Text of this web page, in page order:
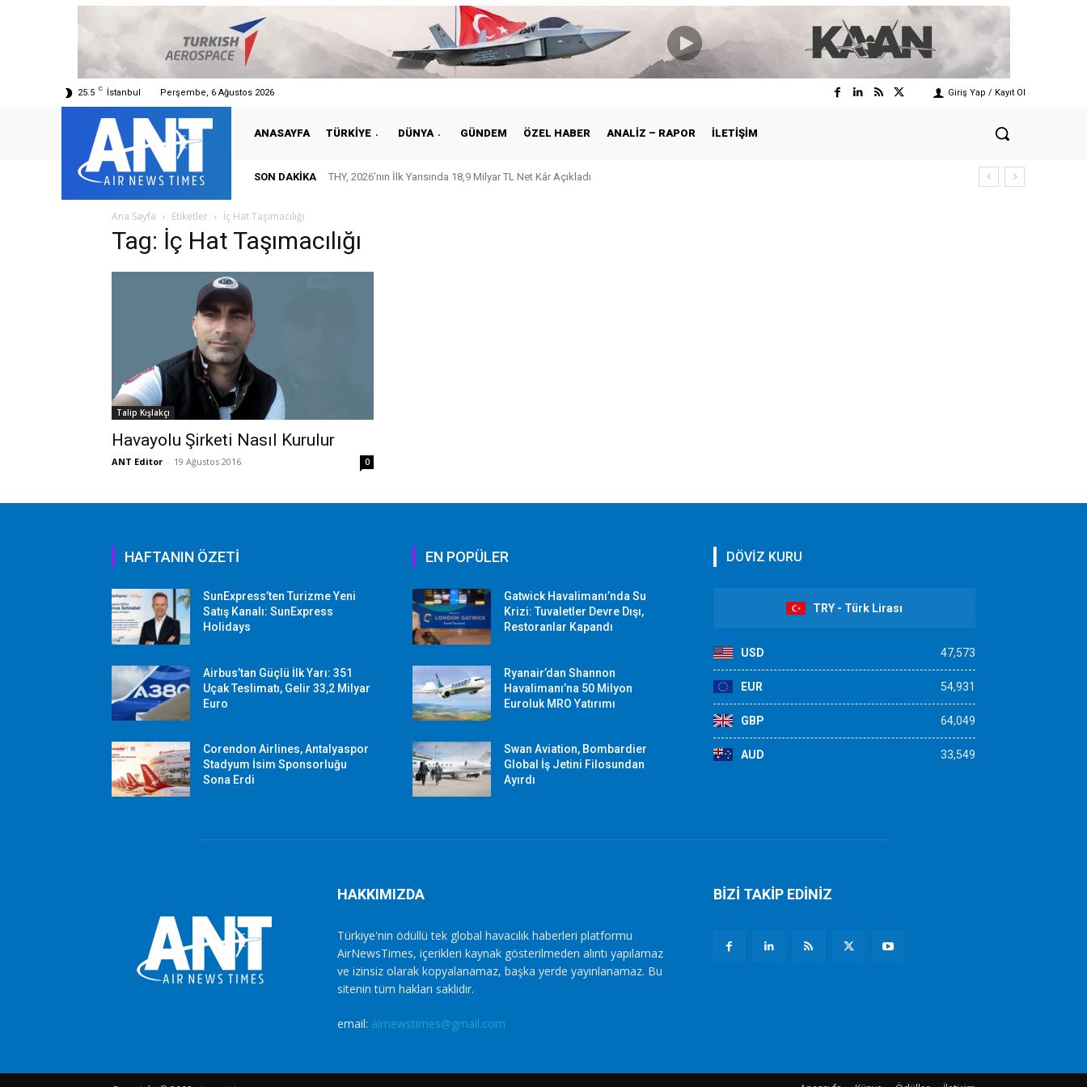
25.5 C İstanbul Perşembe, 6 Ağustos 2026 Giriş Yap / Kayıt Ol
ANASAYFA TÜRKIYE DÜNYA GÜNDEM ÖZEL HABER ANALIZ – RAPOR İLETIŞIM
SON DAKIKA THY, 2026’nın İlk Yarısında 18,9 Milyar TL Net Kâr Açıkladı
Ana Sayfa Etiketler İç Hat Taşımacılığı
Tag: İç Hat Taşımacılığı
Talip Kışlakçı
Havayolu Şirketi Nasıl Kurulur
ANT Editor - 19 Ağustos 2016 0
HAFTANIN ÖZETİ
SunExpress’ten Turizme Yeni
Satış Kanalı: SunExpress
Holidays
Airbus’tan Güçlü İlk Yarı: 351
Uçak Teslimatı, Gelir 33,2 Milyar
Euro
Corendon Airlines, Antalyaspor
Stadyum İsim Sponsorluğu
Sona Erdi
EN POPÜLER
Gatwick Havalimanı’nda Su
Krizi: Tuvaletler Devre Dışı,
Restoranlar Kapandı
Ryanair’dan Shannon
Havalimanı’na 50 Milyon
Euroluk MRO Yatırımı
Swan Aviation, Bombardier
Global İş Jetini Filosundan
Ayırdı
DÖVİZ KURU
TRY - Türk Lirası
USD 47,573
EUR 54,931
GBP 64,049
AUD 33,549
HAKKIMIZDA
Türkiye'nin ödüllü tek global havacılık haberleri platformu
AirNewsTimes, içerikleri kaynak gösterilmeden alıntı yapılamaz
ve izinsiz olarak kopyalanamaz, başka yerde yayınlanamaz. Bu
sitenin tüm hakları saklıdır.
email: airnewstimes@gmail.com
BİZİ TAKİP EDİNİZ